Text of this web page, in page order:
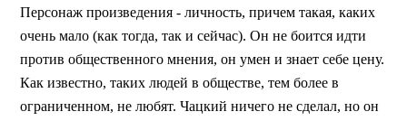
Персонаж произведения - личность, причем такая, каких
очень мало (как тогда, так и сейчас). Он не боится идти
против общественного мнения, он умен и знает себе цену.
Как известно, таких людей в обществе, тем более в
ограниченном, не любят. Чацкий ничего не сделал, но он